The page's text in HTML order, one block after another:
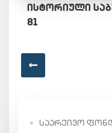
ᲘᲡᲢᲝᲠᲘᲣᲚᲘ
81
ᲡᲐᲐᲠᲥᲘᲕᲝ